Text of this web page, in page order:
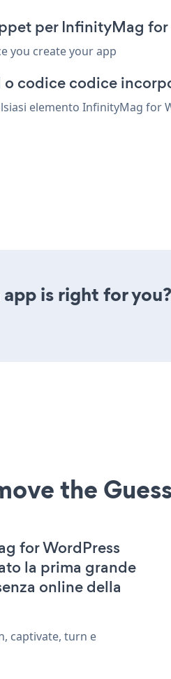
per InfinityMag for
you create your app
codice codice
elemento InfinityMag for
is right for
the
for WordPress
la prima grande
online della
captivate, turn e